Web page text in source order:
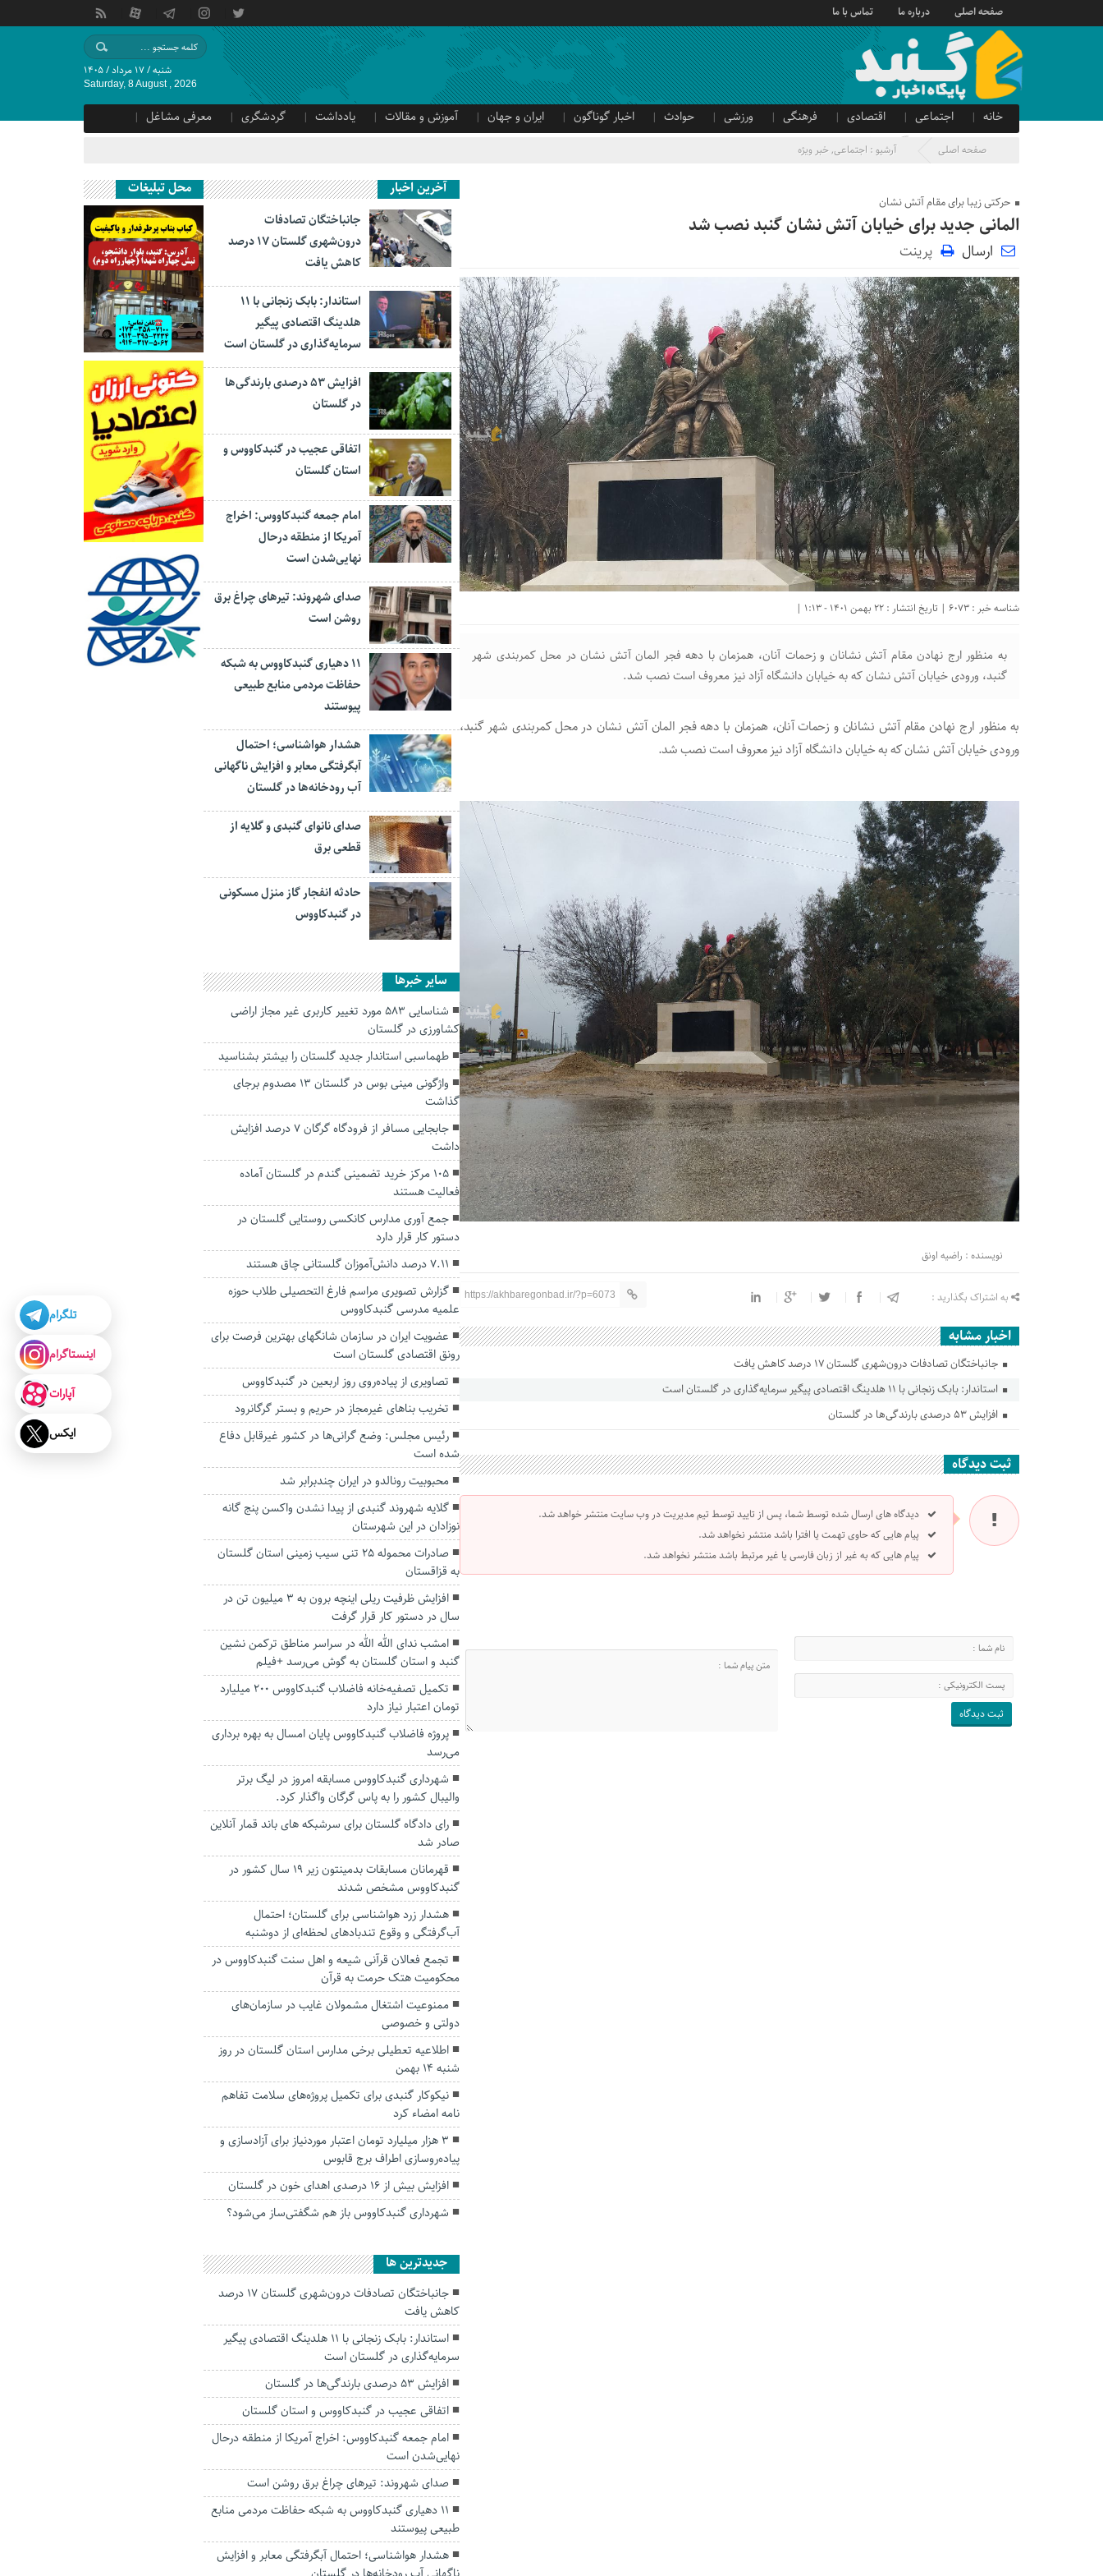
صفحه اصلی درباره ما تماس با ما
شنبه / ۱۷ مرداد / ۱۴۰۵
Saturday, 8 August , 2026
خانه اجتماعی اقتصادی فرهنگی ورزشی حوادث اخبار گوناگون ایران و جهان آموزش و مقالات یادداشت گردشگری
معرفی مشاغل
صدای شهروند
آگهی دولتی صفحه اصلی آرشیو : اجتماعی,خبر ویژه
حرکتی زیبا برای مقام آتش نشان
المانی جدید برای خیابان آتش نشان گنبد نصب شد
ارسال پرینت
شناسه خبر : 6073 | تاریخ انتشار : 22 بهمن 1401 - 1:13 |
به منظور ارج نهادن مقام آتش نشانان و زحمات آنان، همزمان با دهه فجر المان آتش نشان در محل کمربندی شهر
گنبد، ورودی خیابان آتش نشان که به خیابان دانشگاه آزاد نیز معروف است نصب شد.
به منظور ارج نهادن مقام آتش نشانان و زحمات آنان، همزمان با دهه فجر المان آتش نشان در محل کمربندی شهر گنبد،
ورودی خیابان آتش نشان که به خیابان دانشگاه آزاد نیز معروف است نصب شد.
نویسنده : راضیه اونق
به اشتراک بگذارید : https://akhbaregonbad.ir/?p=6073
اخبار مشابه
جانباختگان تصادفات درون‌شهری گلستان ۱۷ درصد کاهش یافت
استاندار: بابک زنجانی با ۱۱ هلدینگ اقتصادی پیگیر سرمایه‌گذاری در گلستان است
افزایش ۵۳ درصدی بارندگی‌ها در گلستان
ثبت دیدگاه
دیدگاه های ارسال شده توسط شما، پس از تایید توسط تیم مدیریت در وب سایت منتشر خواهد شد.
پیام هایی که حاوی تهمت یا افترا باشد منتشر نخواهد شد.
پیام هایی که به غیر از زبان فارسی یا غیر مرتبط باشد منتشر نخواهد شد.
آخرین اخبار
جانباختگان تصادفات
درون‌شهری گلستان ۱۷ درصد
کاهش یافت
استاندار: بابک زنجانی با ۱۱
هلدینگ اقتصادی پیگیر
سرمایه‌گذاری در گلستان است
افزایش ۵۳ درصدی بارندگی‌ها
در گلستان
اتفاقی عجیب در‌ گنبدکاووس و
استان گلستان
امام جمعه گنبدکاووس: اخراج
آمریکا از منطقه درحال
نهایی‌شدن است
صدای شهروند: تیرهای چراغ برق
روشن است
۱۱ دهیاری گنبدکاووس به شبکه
حفاظت مردمی منابع طبیعی
پیوستند
هشدار هواشناسی؛ احتمال
آبگرفتگی معابر و افزایش ناگهانی
آب رودخانه‌ها در گلستان
صدای نانوای گنبدی و گلایه از
قطعی برق
حادثه انفجار گاز منزل مسکونی
در گنبدکاووس
سایر خبرها
شناسایی ۵۸۳ مورد تغییر کاربری غیر مجاز اراضی
کشاورزی در گلستان
طهماسبی استاندار جدید گلستان را بیشتر بشناسید
واژگونی مینی بوس در گلستان ۱۳ مصدوم برجای
گذاشت
جابجایی مسافر از فرودگاه گرگان ۷ درصد افزایش
داشت
۱۰۵ مرکز خرید تضمینی گندم در گلستان آماده
فعالیت هستند
جمع آوری مدارس کانکسی روستایی گلستان در
دستور کار قرار دارد
۷.۱۱ درصد دانش‌آموزان گلستانی چاق هستند
گزارش تصویری مراسم فارغ التحصیلی طلاب حوزه
علمیه مدرسی گنبدکاووس
عضویت ایران در سازمان شانگهای بهترین فرصت برای
رونق اقتصادی گلستان است
تصاویری از پیاده‌روی روز اربعین در گنبدکاووس
تخریب بناهای غیرمجاز در حریم و بستر گرگانرود
رئیس مجلس: وضع گرانی‌ها در کشور غیرقابل دفاع
شده است
محبوبیت رونالدو در ایران چندبرابر شد
گلایه شهروند گنبدی از پیدا نشدن واکسن پنج گانه
نوزادان در‌ این شهرستان
صادرات محموله ۲۵ تنی سیب زمینی استان گلستان
به قزاقستان
افزایش ظرفیت ریلی اینچه برون به ۳ میلیون تن در
سال در دستور کار قرار گرفت
امشب ندای الله الله در سراسر مناطق ترکمن نشین
گنبد و استان گلستان به گوش می‌رسد +فیلم
تکمیل تصفیه‌خانه فاضلاب گنبدکاووس ۲۰۰ میلیارد
تومان اعتبار نیاز دارد
پروژه فاضلاب گنبدکاووس پایان امسال به بهره برداری
می‌رسد
شهرداری گنبدکاووس مسابقه امروز در لیگ برتر
والیبال کشور را به پاس گرگان واگذار کرد.
رای دادگاه گلستان برای سرشبکه های باند قمار آنلاین
صادر شد
قهرمانان مسابقات بدمینتون زیر ۱۹ سال کشور در
گنبدکاووس مشخص شدند
هشدار زرد هواشناسی برای گلستان؛ احتمال
آب‌گرفتگی و وقوع تندباد‌های لحظه‌ای از دوشنبه
تجمع فعالان قرآنی شیعه و اهل سنت گنبدکاووس در
محکومیت هتک حرمت به قرآن
ممنوعیت اشتغال مشمولان غایب در سازمان‌های
دولتی و خصوصی
اطلاعیه تعطیلی برخی مدارس استان گلستان در روز
شنبه ۱۴ بهمن
نیکوکار گنبدی برای تکمیل پروژه‌های سلامت تفاهم
نامه امضاء کرد
۳ هزار میلیارد تومان اعتبار موردنیاز برای آزادسازی و
پیاده‌روسازی اطراف برج قابوس
افزایش بیش از ۱۶ درصدی اهدای خون در گلستان
شهرداری گنبدکاووس باز هم شگفتی‌ساز می‌شود؟
جديدترين ها
جانباختگان تصادفات درون‌شهری گلستان ۱۷ درصد
کاهش یافت
استاندار: بابک زنجانی با ۱۱ هلدینگ اقتصادی پیگیر
سرمایه‌گذاری در گلستان است
افزایش ۵۳ درصدی بارندگی‌ها در گلستان
اتفاقی عجیب در‌ گنبدکاووس و استان گلستان
امام جمعه گنبدکاووس: اخراج آمریکا از منطقه درحال
نهایی‌شدن است
صدای شهروند: تیرهای چراغ برق روشن است
۱۱ دهیاری گنبدکاووس به شبکه حفاظت مردمی منابع
طبیعی پیوستند
هشدار هواشناسی؛ احتمال آبگرفتگی معابر و افزایش
محل تبلیغات
تلگرام
اینستاگرام
آپارات
ایکس